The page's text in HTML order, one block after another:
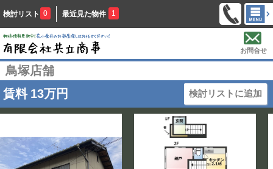
検討リスト 0 最近見た物件 1
お問合せ
鳥塚店舗
賃料 13万円 検討リストに追加